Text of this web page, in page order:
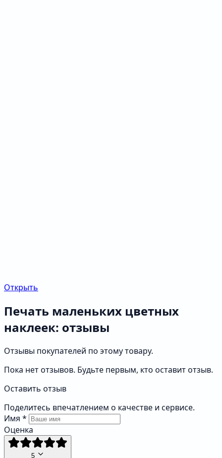
Открыть
Печать маленьких цветных
наклеек: отзывы
Отзывы покупателей по этому товару.
Пока нет отзывов. Будьте первым, кто оставит отзыв.
Оставить отзыв
Поделитесь впечатлением о качестве и сервисе.
Имя *
Оценка
5